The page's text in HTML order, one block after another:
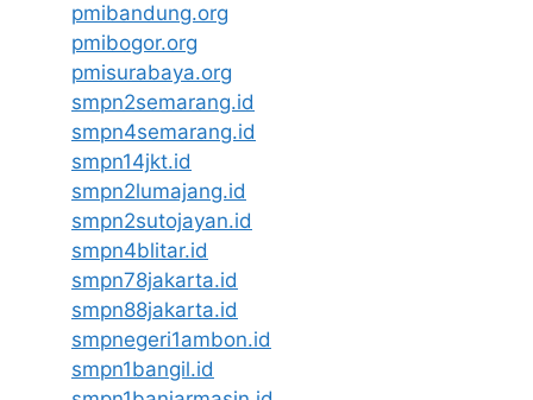
pmibandung.org
pmibogor.org
pmisurabaya.org
smpn2semarang.id
smpn4semarang.id
smpn14jkt.id
smpn2lumajang.id
smpn2sutojayan.id
smpn4blitar.id
smpn78jakarta.id
smpn88jakarta.id
smpnegeri1ambon.id
smpn1bangil.id